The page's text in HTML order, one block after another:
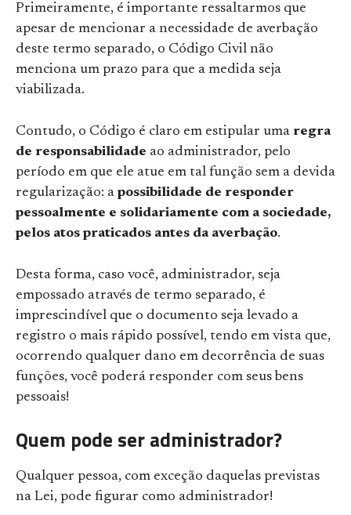
Primeiramente, é importante ressaltarmos que
apesar de mencionar a necessidade de averbação
deste termo separado, o Código Civil não
menciona um prazo para que a medida seja
viabilizada.
Contudo, o Código é claro em estipular uma regra
de responsabilidade ao administrador, pelo
período em que ele atue em tal função sem a devida
regularização: a possibilidade de responder
pessoalmente e solidariamente com a sociedade,
pelos atos praticados antes da averbação.
Desta forma, caso você, administrador, seja
empossado através de termo separado, é
imprescindível que o documento seja levado a
registro o mais rápido possível, tendo em vista que,
ocorrendo qualquer dano em decorrência de suas
funções, você poderá responder com seus bens
pessoais!
Quem pode ser administrador?
Qualquer pessoa, com exceção daquelas previstas
na Lei, pode figurar como administrador!